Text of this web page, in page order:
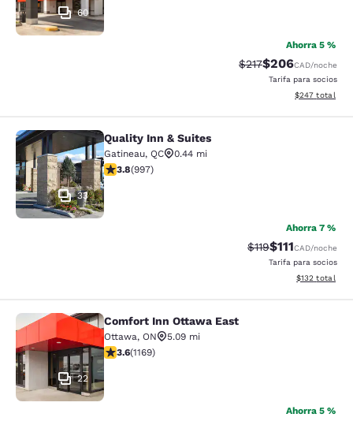
60
Ahorra 5 %
Precio tachado:
$217Precio con
$206CAD/noche
Tarifa para socios
Ver detalles
$247 total
Quality Inn & Suites
33
Quality Inn & Suites
Gatineau, QC
0.44 mi
calificación de 3.79 estrellas. Bueno. 997 reseñas
3.8(997)
Ahorra 7 %
Precio tachado:
$119Precio con
$111CAD/noche
Tarifa para socios
Ver detalles
$132 total
Comfort Inn Ottawa East
22
Comfort Inn Ottawa East
Ottawa, ON
5.09 mi
calificación de 3.56 estrellas. Bueno. 1169 reseñas
3.6(1169)
Ahorra 5 %